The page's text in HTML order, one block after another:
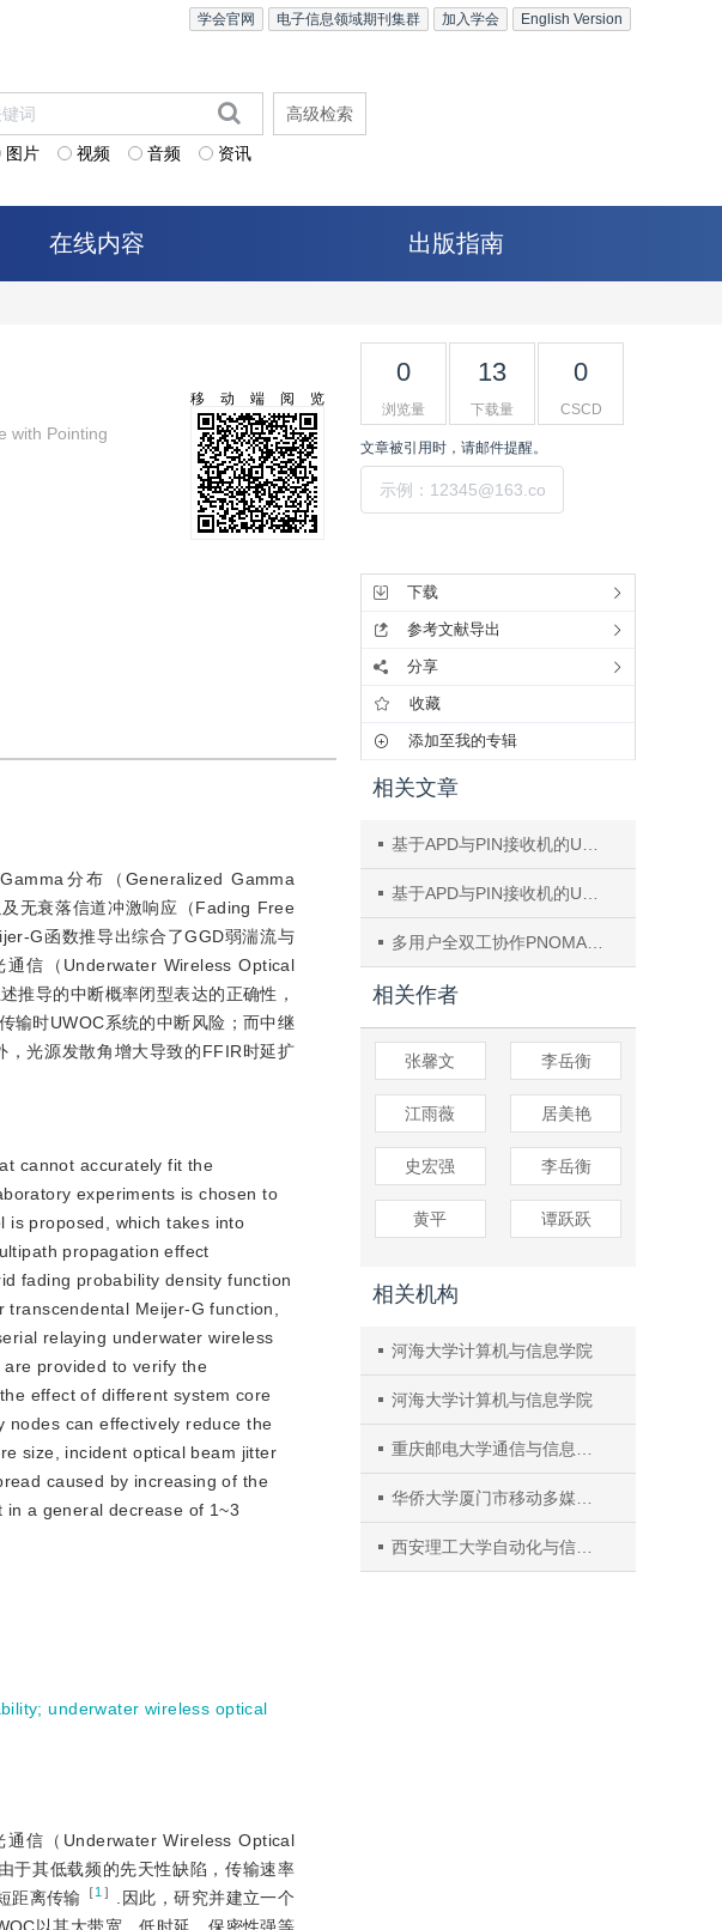
English Version
加入学会
电子信息领域期刊集群
学会官网
图片 视频 音频 资讯
高级检索
在线内容 出版指南
with Pointing
移动端阅览
分布（Generalized Gamma
无衰落信道冲激响应（Fading Free
G函数推导出综合了GGD弱湍流与
信（Underwater Wireless Optical
推导的中断概率闭型表达的正确性，
输时UWOC系统的中断风险；而中继
，光源发散角增大导致的FFIR时延扩
cannot accurately fit the
experiments is chosen to
is proposed, which takes into
propagation effect
fading probability density function
Meijer-G function,
relaying underwater wireless
provided to verify the
effect of different system core
nodes can effectively reduce the
size, incident optical beam jitter
caused by increasing of the
a general decrease of 1~3
;underwater wireless optical
信（Underwater Wireless Optical
于其低载频的先天性缺陷，传输速率
距离传输 ［1 ］
.因此，研究并建立一个
0
浏览量
13
下载量
0
CSCD
文章被引用时，请邮件提醒。
下载
参考文献导出
分享
收藏
添加至我的专辑
相关文章
基于APD与PIN接收机的UWOC系统误码率性能优化研究
基于APD与PIN接收机的UWOC系统误码率性能优化研究
多用户全双工协作PNOMA系统非正交率控制及功率分配优化算法
相关作者
张馨文 李岳衡
江雨薇 居美艳
史宏强 李岳衡
黄平 谭跃跃
相关机构
河海大学计算机与信息学院
河海大学计算机与信息学院
重庆邮电大学通信与信息工程学院
华侨大学厦门市移动多媒体通信重点实验室
西安理工大学自动化与信息工程学院,西安市无线光通信与网络研究重点实验室